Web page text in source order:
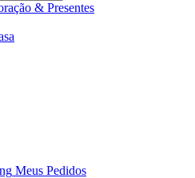
& Presentes
Meus Pedidos